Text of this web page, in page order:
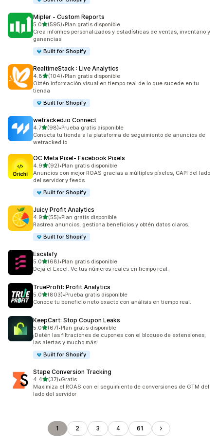
Mipler ‑ Custom Reports
5.0de 5 estrellas
(595)
595 reseñas en total
•Plan gratis disponible
Crea informes personalizados y estadísticas de ventas, inventario y
ganancias
Built for Shopify
RealtimeStack : Live Analytics
4.8de 5 estrellas
(104)
104 reseñas en total
•Plan gratis disponible
Obtén información visual en tiempo real de lo que sucede en tu
tienda
Built for Shopify
wetracked.io Connect
4.7de 5 estrellas
(98)
98 reseñas en total
•Prueba gratis disponible
Conecta tu tienda a la plataforma de seguimiento de anuncios de
wetracked.io
OC Meta Pixel‑ Facebook Pixels
4.9de 5 estrellas
(92)
92 reseñas en total
•Plan gratis disponible
Anuncios con mejor ROAS gracias a múltiples píxeles, CAPI del lado
del servidor y feeds
Built for Shopify
Juicy Profit Analytics
4.9de 5 estrellas
(55)
55 reseñas en total
•Plan gratis disponible
Rastrea anuncios, gestiona beneficios y obtén datos claros.
Built for Shopify
Escalafy
5.0de 5 estrellas
(68)
68 reseñas en total
•Plan gratis disponible
Dejá el Excel. Ve tus números reales en tiempo real.
TrueProfit: Profit Analytics
5.0de 5 estrellas
(803)
803 reseñas en total
•Prueba gratis disponible
Conoce tu beneficio neto exacto con análisis en tiempo real.
KeepCart: Stop Coupon Leaks
5.0de 5 estrellas
(67)
67 reseñas en total
•Plan gratis disponible
¡Detén las filtraciones de cupones con el bloqueo de extensiones,
las alertas y mucho más!
Built for Shopify
Stape Conversion Tracking
4.4de 5 estrellas
(37)
37 reseñas en total
•Gratis
Maximiza el ROAS con el seguimiento de conversiones de GTM del
lado del servidor
1 2 3 4 61